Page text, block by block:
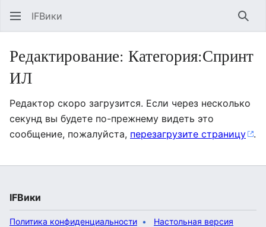
IFВики
Редактирование: Категория:Спринт
ИЛ
Редактор скоро загрузится. Если через несколько
секунд вы будете по-прежнему видеть это
сообщение, пожалуйста, перезагрузите страницу .
IFВики
Политика конфиденциальности Настольная версия